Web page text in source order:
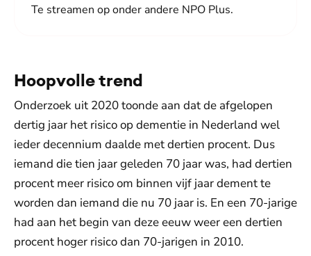
Te streamen op onder andere NPO Plus.
Hoopvolle trend
Onderzoek uit 2020 toonde aan dat de afgelopen
dertig jaar het risico op dementie in Nederland wel
ieder decennium daalde met dertien procent. Dus
iemand die tien jaar geleden 70 jaar was, had dertien
procent meer risico om binnen vijf jaar dement te
worden dan iemand die nu 70 jaar is. En een 70-jarige
had aan het begin van deze eeuw weer een dertien
procent hoger risico dan 70-jarigen in 2010.